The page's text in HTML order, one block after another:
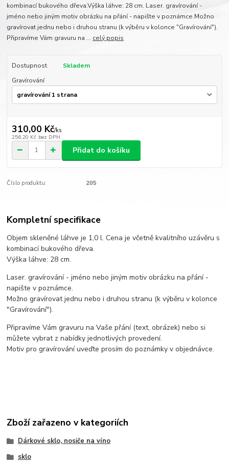
kombinací bukového dřeva.Výška láhve: 28 cm. Laser. gravírování -
jméno nebo jiným motiv obrázku na přání - napište v poznámce.Možno
gravírovat jednu nebo i druhou stranu (k výběru v kolonce "Gravírování").
Připravíme Vám gravuru na ... celý popis
Dostupnost
Skladem
Gravírování
310,00 Kč/ks
256,20 Kč bez DPH
Přidat do košíku
Číslo produktu: 205
Kompletní specifikace
Objem skleněné láhve je 1,0 l. Cena je včetně kvalitního uzávěru s
kombinací bukového dřeva.
Výška láhve: 28 cm.
Laser. gravírování - jméno nebo jiným motiv obrázku na přání -
napište v poznámce.
Možno gravírovat jednu nebo i druhou stranu (k výběru v kolonce
"Gravírování").
Připravíme Vám gravuru na Vaše přání (text, obrázek) nebo si
můžete vybrat z nabídky jednotlivých provedení.
Motiv pro gravírování uveďte prosím do poznámky v objednávce.
Zboží zařazeno v kategoriích
Dárkové sklo, nosiče na víno
sklo